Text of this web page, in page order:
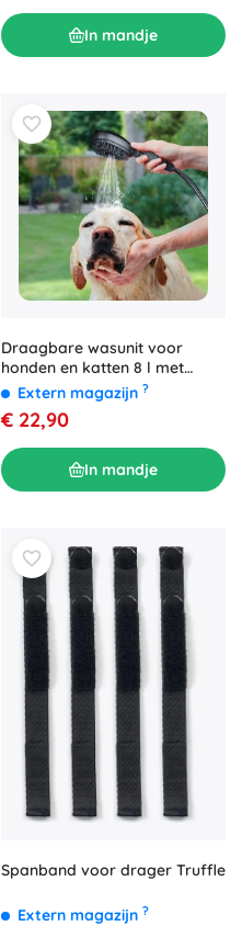
In mandje
Draagbare wasunit voor
honden en katten 8 l met
doucheborstelkop
Extern magazijn ?
€ 22,90
In mandje
Spanband voor drager Truffle
Extern magazijn ?